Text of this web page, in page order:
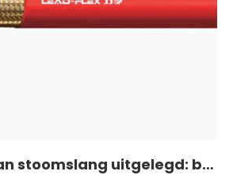
Constructie van stoomslang uitgelegd: binnenbuis, versteviging en buitenmantel